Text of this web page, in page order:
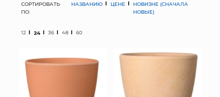
МЯГКИЕ ИГРУШКИ
СУНДУКИ
ИСКУССТВЕННЫЕ ЦВЕТЫ
СОРТИРОВАТЬ
ПО:
НАЗВАНИЮ ЦЕНЕ
НОВИЗНЕ (СНАЧАЛА
НОВЫЕ)
12 24 36 48 60